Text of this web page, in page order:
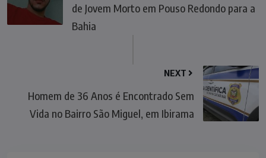
de Jovem Morto em Pouso Redondo para a
Bahia
NEXT
Homem de 36 Anos é Encontrado Sem
Vida no Bairro São Miguel, em Ibirama